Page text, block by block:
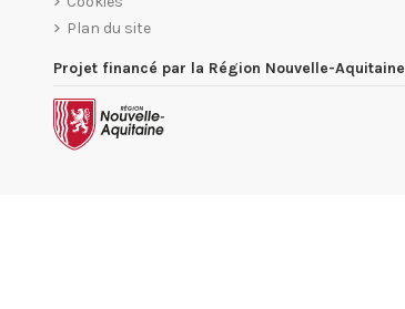
Plan du site
Projet financé par la Région Nouvelle-Aquitaine